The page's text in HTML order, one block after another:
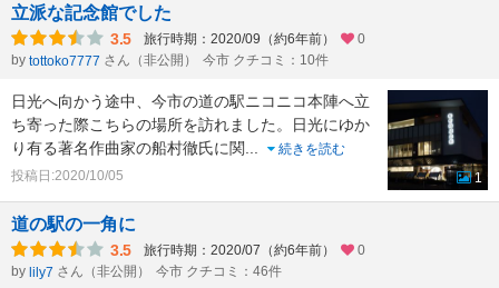
立派な記念館でした
3.5 旅行時期：2020/09（約6年前）
0
by tottoko7777 さん（非公開） 今市 クチコミ：10件
日光へ向かう途中、今市の道の駅ニコニコ本陣へ立
ち寄った際こちらの場所を訪れました。日光にゆか
り有る著名作曲家の船村徹氏に関...
続きを読む
投稿日:2020/10/05
1
道の駅の一角に
3.5 旅行時期：2020/07（約6年前）
0
by lily7 さん（非公開） 今市 クチコミ：46件